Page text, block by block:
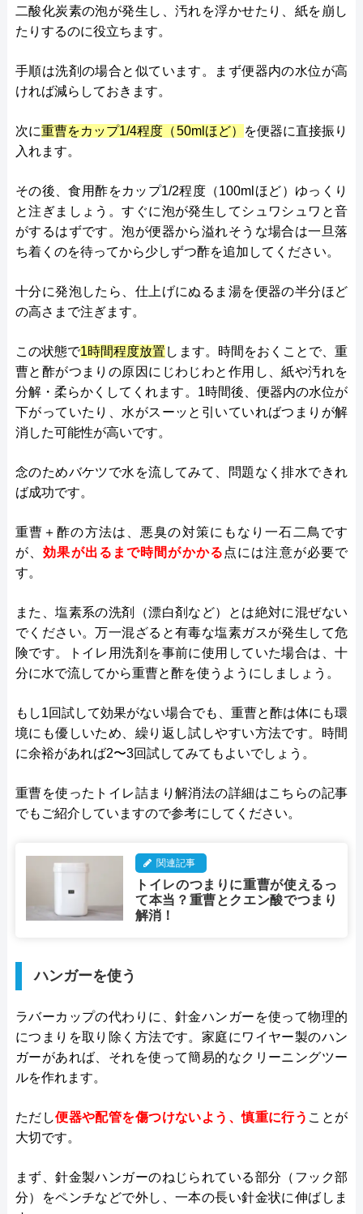
二酸化炭素の泡が発生し、汚れを浮かせたり、紙を崩し
たりするのに役立ちます。
手順は洗剤の場合と似ています。まず便器内の水位が高
ければ減らしておきます。
次に重曹をカップ1/4程度（50mlほど）
を便器に直接振り
入れます。
その後、食用酢をカップ1/2程度（100mlほど）ゆっくり
と注ぎましょう。すぐに泡が発生してシュワシュワと音
がするはずです。泡が便器から溢れそうな場合は一旦落
ち着くのを待ってから少しずつ酢を追加してください。
十分に発泡したら、仕上げにぬるま湯を便器の半分ほど
の高さまで注ぎます。
この状態で1時間程度放置 します。時間をおくことで、重
曹と酢がつまりの原因にじわじわと作用し、紙や汚れを
分解・柔らかくしてくれます。1時間後、便器内の水位が
下がっていたり、水がスーッと引いていればつまりが解
消した可能性が高いです。
念のためバケツで水を流してみて、問題なく排水できれ
ば成功です。
重曹＋酢の方法は、悪臭の対策にもなり一石二鳥です
が、効果が出るまで時間がかかる 点には注意が必要で
す。
また、塩素系の洗剤（漂白剤など）とは絶対に混ぜない
でください。万一混ざると有毒な塩素ガスが発生して危
険です。トイレ用洗剤を事前に使用していた場合は、十
分に水で流してから重曹と酢を使うようにしましょう。
もし1回試して効果がない場合でも、重曹と酢は体にも環
境にも優しいため、繰り返し試しやすい方法です。時間
に余裕があれば2〜3回試してみてもよいでしょう。
重曹を使ったトイレ詰まり解消法の詳細はこちらの記事
でもご紹介していますので参考にしてください。
関連記事
トイレのつまりに重曹が使えるっ
て本当？重曹とクエン酸でつまり
解消！
ハンガーを使う
ラバーカップの代わりに、針金ハンガーを使って物理的
につまりを取り除く方法です。家庭にワイヤー製のハン
ガーがあれば、それを使って簡易的なクリーニングツー
ルを作れます。
ただし便器や配管を傷つけないよう、慎重に行う ことが
大切です。
まず、針金製ハンガーのねじられている部分（フック部
分）をペンチなどで外し、一本の長い針金状に伸ばしま